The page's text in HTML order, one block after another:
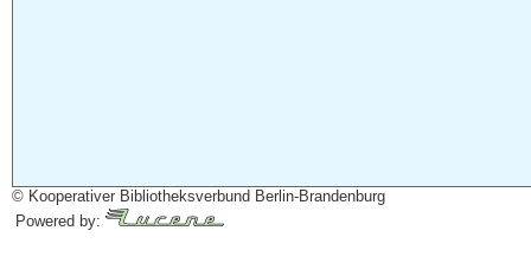
© Kooperativer Bibliotheksverbund Berlin-Brandenburg
Powered by: